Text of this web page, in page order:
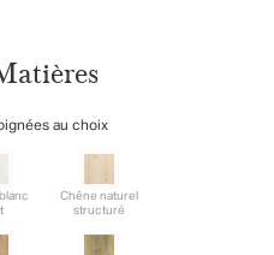
au choix
Chêne naturel
structuré